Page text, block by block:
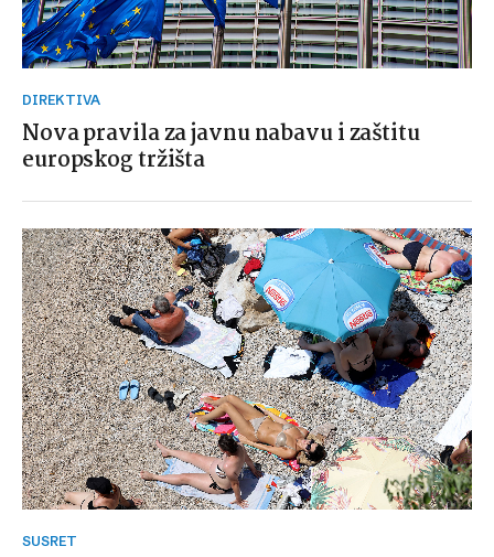
DIREKTIVA
Nova pravila za javnu nabavu i zaštitu
europskog tržišta
SUSRET